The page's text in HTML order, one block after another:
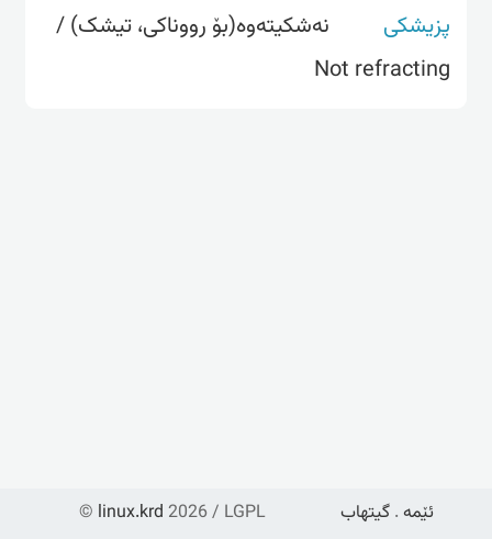
پزیشکی
نەشکیتەوە(بۆ رووناکی، تیشک) /
Not refracting
© linux.krd 2026 / LGPL ئێمە . گیتهاب